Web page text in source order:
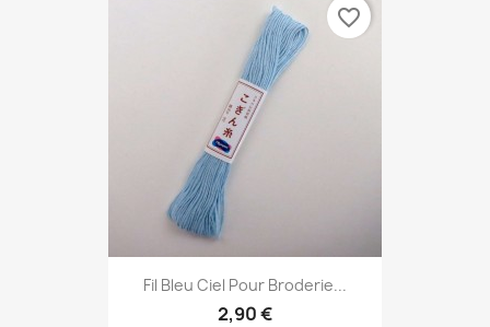
Fil Bleu Ciel Pour Broderie...
2,90 €
favorite_border